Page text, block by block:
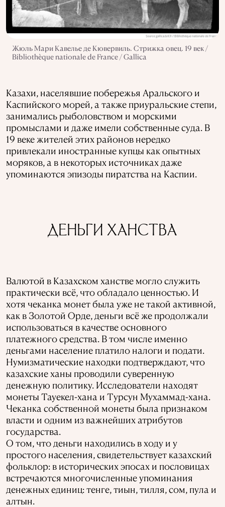
Жюль Мари Кавелье де Кювервиль. Стрижка овец. 19 век /
Bibliothèque nationale de France / Gallica
Казахи, населявшие побережья Аральского и
Каспийского морей, а также приуральские степи,
занимались рыболовством и морскими
промыслами и даже имели собственные суда. В
19 веке жителей этих районов нередко
привлекали иностранные купцы как опытных
моряков, а в некоторых источниках даже
упоминаются эпизоды пиратства на Каспии.
ДЕНЬГИ ХАНСТВА
Валютой в Казахском ханстве могло служить
практически всё, что обладало ценностью. И
хотя чеканка монет была уже не такой активной,
как в Золотой Орде, деньги всё же продолжали
использоваться в качестве основного
платежного средства. В том числе именно
деньгами население платило налоги и подати.
Нумизматические находки подтверждают, что
казахские ханы проводили суверенную
денежную политику. Исследователи находят
монеты Тауекел-хана и Турсун Мухаммад-хана.
Чеканка собственной монеты была признаком
власти и одним из важнейших атрибутов
государства.
О том, что деньги находились в ходу и у
простого населения, свидетельствует казахский
фольклор: в исторических эпосах и пословицах
встречаются многочисленные упоминания
денежных единиц: тенге, тиын, тилля, сом, пула и
алтын.